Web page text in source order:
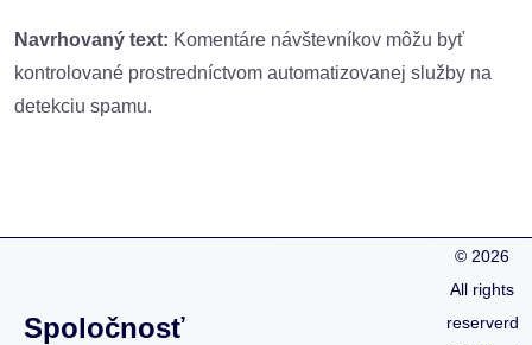
Navrhovaný text: Komentáre návštevníkov môžu byť
kontrolované prostredníctvom automatizovanej služby na
detekciu spamu.
Spoločnosť
© 2026
All rights
reserverd